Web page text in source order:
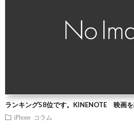
ランキング58位です。KINENOTE 映画を
iPhone コラム